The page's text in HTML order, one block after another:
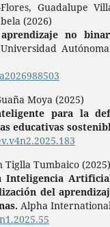
Guadalupe
(2026)
no
Moya (2025)
para la
educativas
Tiglla Tumbaico (2025)
Inteligencia
del
Alpha